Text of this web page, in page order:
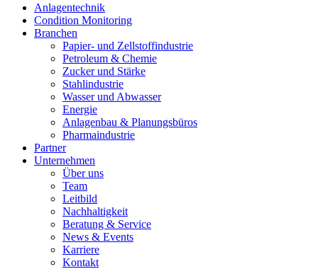
Anlagentechnik
Condition Monitoring
Branchen
Papier- und Zellstoffindustrie
Petroleum & Chemie
Zucker und Stärke
Stahlindustrie
Wasser und Abwasser
Energie
Anlagenbau & Planungsbüros
Pharmaindustrie
Partner
Unternehmen
Über uns
Team
Leitbild
Nachhaltigkeit
Beratung & Service
News & Events
Karriere
Kontakt